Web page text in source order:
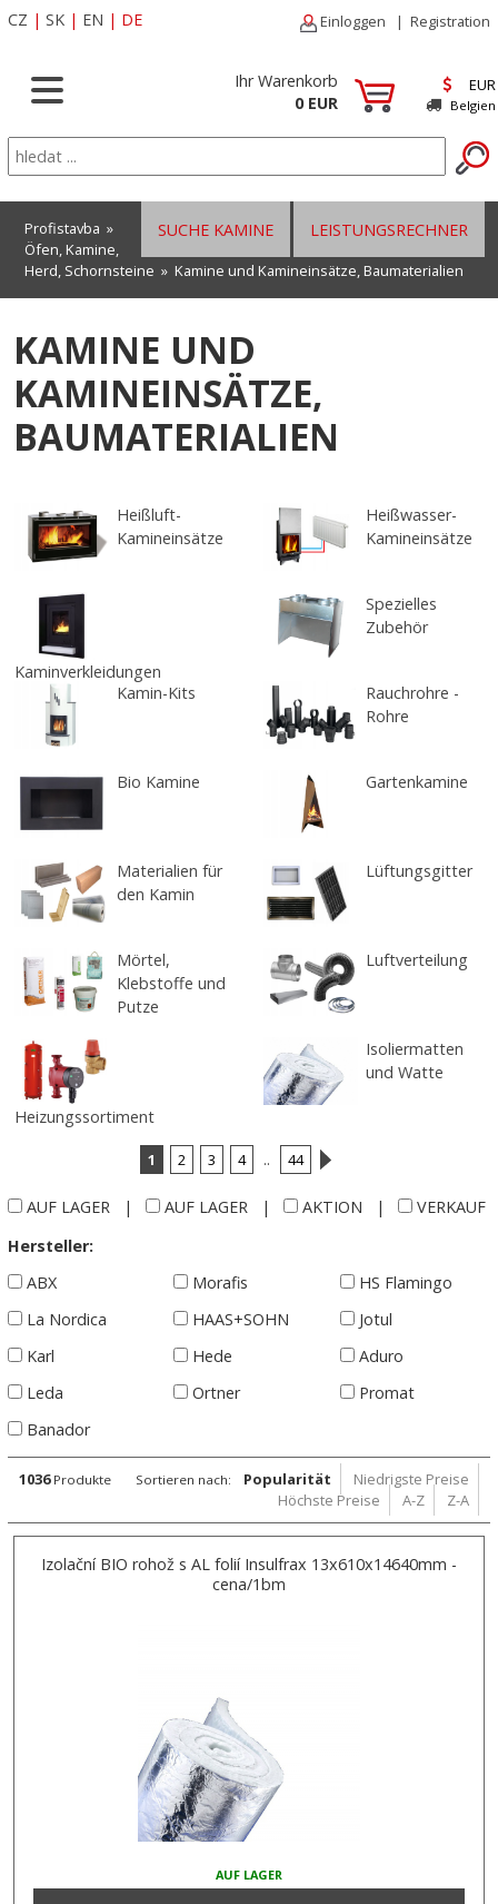
CZ | SK | EN | DE Einloggen | Registration
Ihr Warenkorb
0 EUR
EUR
Belgien
LEISTUNGSRECHNER
SUCHE KAMINE
Profistavba »
Öfen, Kamine,
Herd, Schornsteine » Kamine und Kamineinsätze, Baumaterialien
KAMINE UND
KAMINEINSÄTZE,
BAUMATERIALIEN
Heißluft-
Kamineinsätze
Heißwasser-
Kamineinsätze
Kaminverkleidungen
Spezielles
Zubehör
Kamin-Kits
Rauchrohre -
Rohre
Bio Kamine Gartenkamine
Materialien für
den Kamin
Lüftungsgitter
Mörtel,
Klebstoffe und
Putze
Luftverteilung
Heizungssortiment
Isoliermatten
und Watte
1 2 3 4 .. 44
AUF LAGER | AUF LAGER | AKTION |
VERKAUF
Hersteller:
ABX
Morafis
HS Flamingo
La Nordica
HAAS+SOHN
Jotul
Karl
Hede
Aduro
Leda
Ortner
Promat
Banador
1036 Produkte Sortieren nach: Popularität
Niedrigste Preise
Höchste Preise
A-Z Z-A
Izolační BIO rohož s AL folií Insulfrax 13x610x14640mm -
cena/1bm
AUF LAGER